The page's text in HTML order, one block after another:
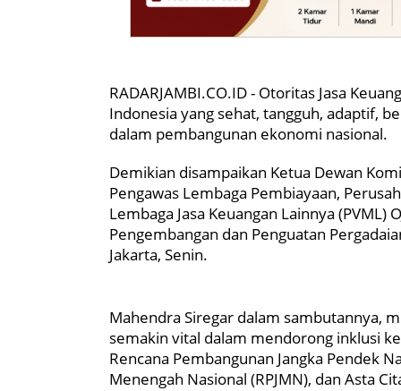
RADARJAMBI.CO.ID - Otoritas Jasa
Indonesia yang sehat, tangguh, adaptif,
dalam pembangunan ekonomi nasional.
Demikian disampaikan Ketua Dewan
Pengawas Lembaga Pembiayaan,
Lembaga Jasa Keuangan Lainnya
Pengembangan dan Penguatan
Jakarta, Senin.
Mahendra Siregar dalam sambutannya,
semakin vital dalam mendorong inklusi
Rencana Pembangunan Jangka Pendek
Menengah Nasional (RPJMN), dan Asta